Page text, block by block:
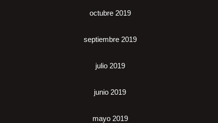
octubre 2019
septiembre 2019
julio 2019
junio 2019
mayo 2019